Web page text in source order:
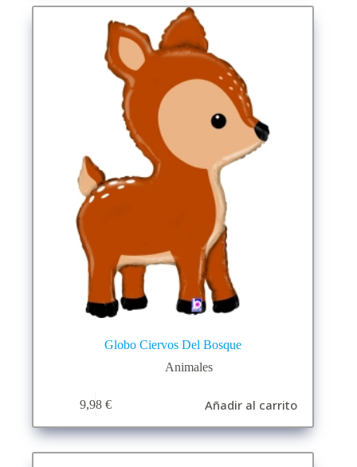
Globo Ciervos Del Bosque
Animales
9,98 € Añadir al carrito